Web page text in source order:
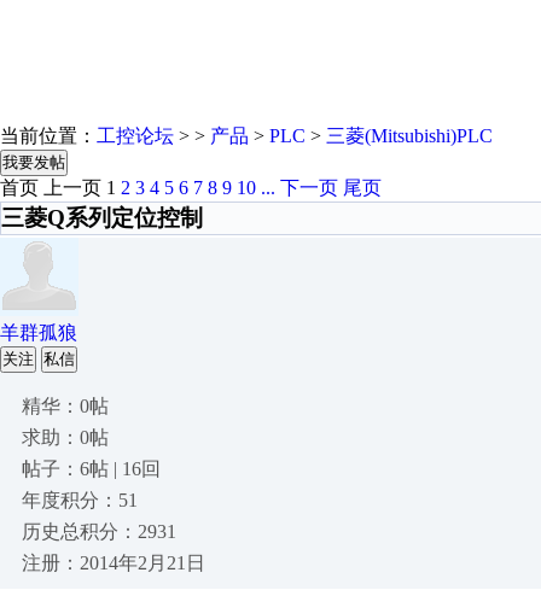
当前位置： 工控论坛 > > 产品 > PLC > 三菱(Mitsubishi)PLC
我要发帖
首页 上一页 1 2 3 4 5 6 7 8 9 10 ... 下一页 尾页
三菱Q系列定位控制
羊群孤狼
关注 私信
精华：0帖
求助：0帖
帖子：6帖 | 16回
年度积分：51
历史总积分：2931
注册：2014年2月21日